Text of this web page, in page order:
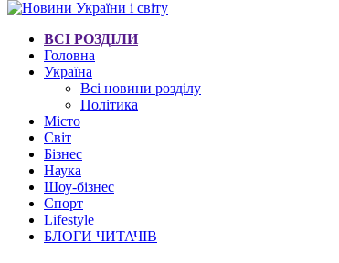
ВСІ РОЗДІЛИ
Головна
Україна
Всі новини розділу
Політика
Місто
Світ
Бізнес
Наука
Шоу-бізнес
Спорт
Lifestyle
БЛОГИ ЧИТАЧІВ